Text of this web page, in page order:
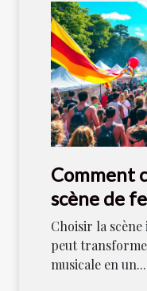
Comment
scène de
style
Choisir la
peut
musicale en un...